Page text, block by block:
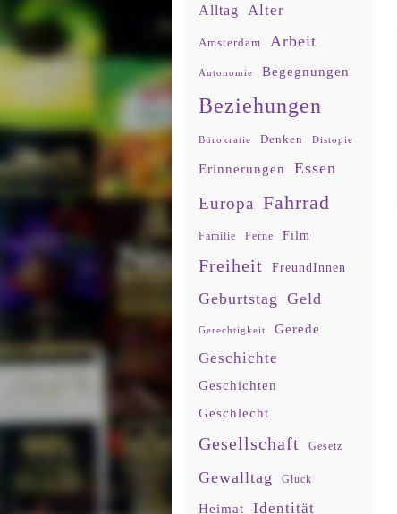
Alltag Alter
Amsterdam Arbeit
Autonomie Begegnungen
Beziehungen
Bürokratie Denken Distopie
Erinnerungen Essen
Europa Fahrrad
Familie Ferne Film
Freiheit FreundInnen
Geburtstag Geld
Gerechtigkeit Gerede
Geschichte
Geschichten
Geschlecht
Gesellschaft Gesetz
Gewalltag Glück
Heimat Identität